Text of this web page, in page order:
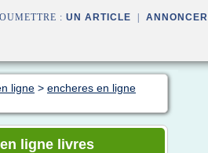
: UN ARTICLE ANNONCER
ligne > encheres en ligne
ligne livres